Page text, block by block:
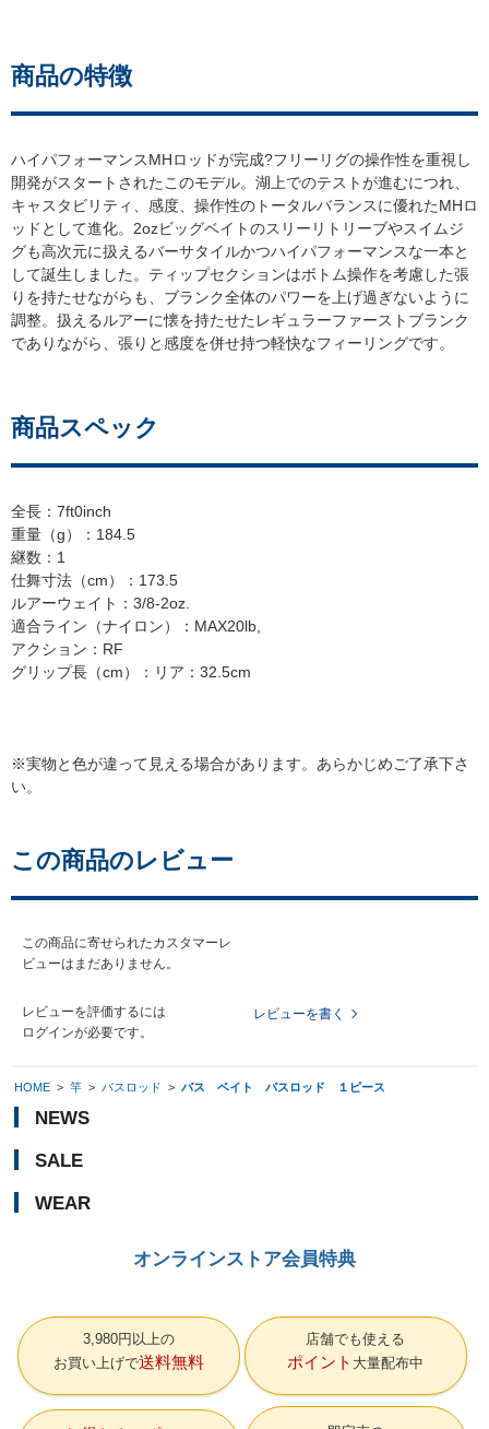
商品の特徴
ハイパフォーマンスMHロッドが完成?フリーリグの操作性を重視し
開発がスタートされたこのモデル。湖上でのテストが進むにつれ、
キャスタビリティ、感度、操作性のトータルバランスに優れたMHロ
ッドとして進化。2ozビッグベイトのスリーリトリーブやスイムジ
グも高次元に扱えるバーサタイルかつハイパフォーマンスな一本と
して誕生しました。ティップセクションはボトム操作を考慮した張
りを持たせながらも、ブランク全体のパワーを上げ過ぎないように
調整。扱えるルアーに懐を持たせたレギュラーファーストブランク
でありながら、張りと感度を併せ持つ軽快なフィーリングです。
商品スペック
全長：7ft0inch
重量（g）：184.5
継数：1
仕舞寸法（cm）：173.5
ルアーウェイト：3/8-2oz.
適合ライン（ナイロン）：MAX20lb,
アクション：RF
グリップ長（cm）：リア：32.5cm
※実物と色が違って見える場合があります。あらかじめご了承下さ
い。
この商品のレビュー
この商品に寄せられたカスタマーレ
ビューはまだありません。
レビューを評価するには
ログインが必要です。
レビューを書く
HOME > 竿 > バスロッド > バス ベイト バスロッド １ピース
NEWS
SALE
WEAR
オンラインストア会員特典
3,980円以上の
お買い上げで送料無料
店舗でも使える
ポイント 大量配布中